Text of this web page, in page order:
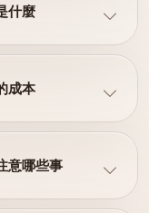
什麼
成本
意哪些事